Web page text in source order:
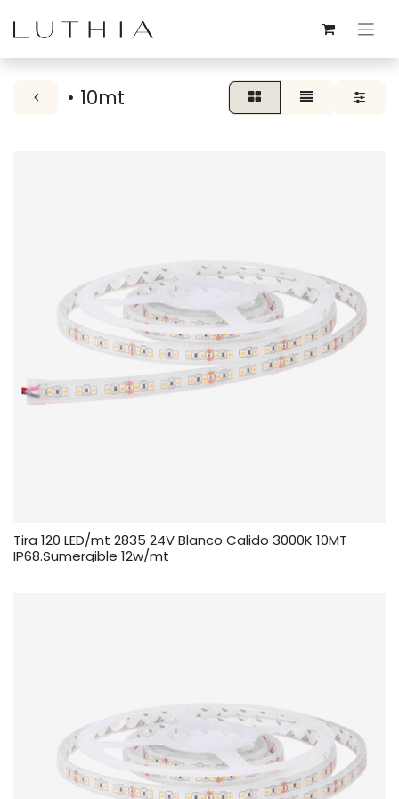
• 10mt
Tira 120 LED/mt 2835 24V Blanco Calido 3000K 10MT
IP68.Sumergible 12w/mt